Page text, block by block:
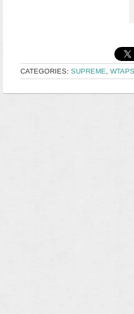
CATEGORIES: SUPREME WTAPS